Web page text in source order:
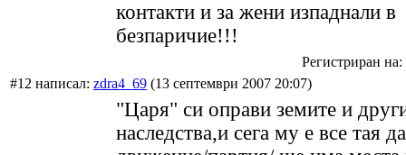
контакти и за жени изпаднали в
безпаричие!!!
Регистриран
#12 написал: zdra4_69 (13 септември 2007 20:07)
"Царя" си оправи земите и
наследства,и сега му е все тая